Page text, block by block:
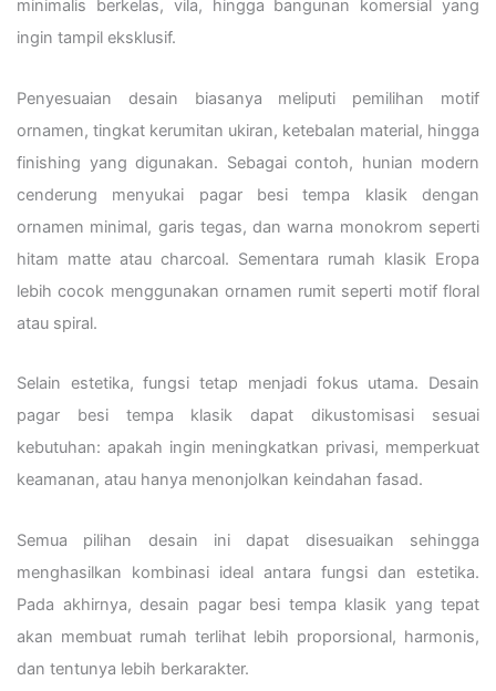
minimalis berkelas, vila, hingga bangunan komersial yang
ingin tampil eksklusif.
Penyesuaian desain biasanya meliputi pemilihan motif
ornamen, tingkat kerumitan ukiran, ketebalan material, hingga
finishing yang digunakan. Sebagai contoh, hunian modern
cenderung menyukai pagar besi tempa klasik dengan
ornamen minimal, garis tegas, dan warna monokrom seperti
hitam matte atau charcoal. Sementara rumah klasik Eropa
lebih cocok menggunakan ornamen rumit seperti motif floral
atau spiral.
Selain estetika, fungsi tetap menjadi fokus utama. Desain
pagar besi tempa klasik dapat dikustomisasi sesuai
kebutuhan: apakah ingin meningkatkan privasi, memperkuat
keamanan, atau hanya menonjolkan keindahan fasad.
Semua pilihan desain ini dapat disesuaikan sehingga
menghasilkan kombinasi ideal antara fungsi dan estetika.
Pada akhirnya, desain pagar besi tempa klasik yang tepat
akan membuat rumah terlihat lebih proporsional, harmonis,
dan tentunya lebih berkarakter.